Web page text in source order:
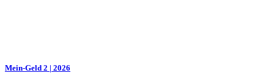
Mein-Geld 2 | 2026